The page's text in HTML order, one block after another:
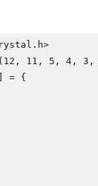
11, 5, 4, 3,
= {